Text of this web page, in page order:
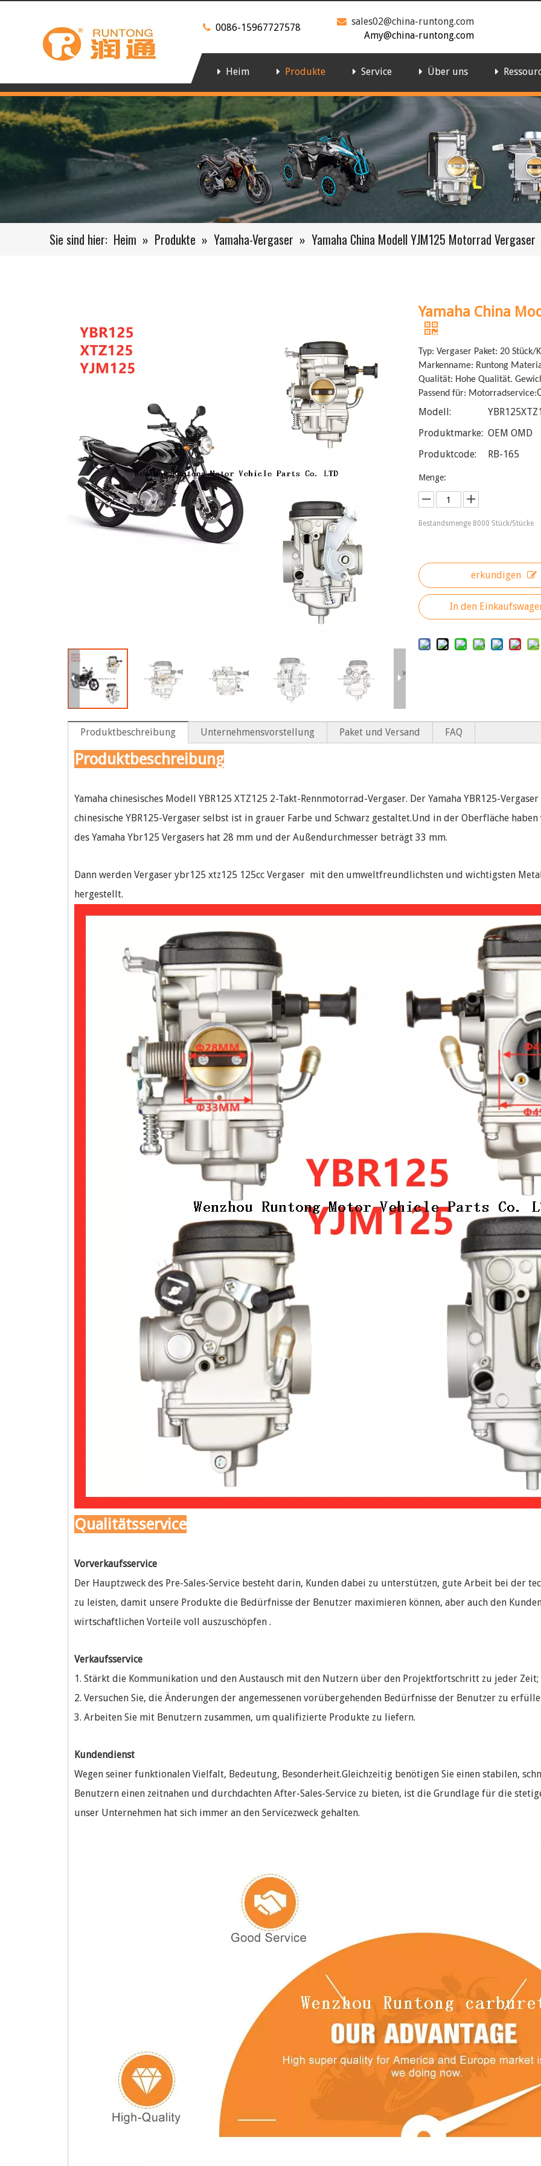
 0086-15967727578
 sales02@china-runtong.com
Amy@china-runtong.com
Heim Produkte Service Über uns
Sie sind hier: Heim » Produkte » Yamaha-Vergaser » Yamaha China Modell YJM125 Motorrad Vergaser
Yamaha China
Typ: Vergaser Paket: 20 Stück/
Markenname: Runtong
Qualität: Hohe Qualität.
Passend für: Motorradservice:
Modell:
Produktmarke: OEM OMD
Produktcode:
RB-165
Menge:
Bestandsmenge 8000 Stück/Stücke
erkundigen
In den
Produktbeschreibung Unternehmensvorstellung Paket und Versand FAQ
Produktbeschreibung
Yamaha chinesisches Modell YBR125 XTZ125 2-Takt-Rennmotorrad-Vergaser. Der Yamaha YBR125-
chinesische YBR125-Vergaser selbst ist in grauer Farbe und Schwarz gestaltet.Und in der Oberfläche
des Yamaha Ybr125 Vergasers hat 28 mm und der Außendurchmesser beträgt 33 mm.
Dann werden Vergaser ybr125 xtz125 125cc Vergaser mit den umweltfreundlichsten und wichtigsten
hergestellt.
Qualitätsservice
Vorverkaufsservice
Der Hauptzweck des Pre-Sales-Service besteht darin, Kunden dabei zu unterstützen, gute Arbeit bei der
zu leisten, damit unsere Produkte die Bedürfnisse der Benutzer maximieren können, aber auch den
wirtschaftlichen Vorteile voll auszuschöpfen .
Verkaufsservice
1. Stärkt die Kommunikation und den Austausch mit den Nutzern über den Projektfortschritt zu jeder Zeit;
2. Versuchen Sie, die Änderungen der angemessenen vorübergehenden Bedürfnisse der Benutzer zu
3. Arbeiten Sie mit Benutzern zusammen, um qualifizierte Produkte zu liefern.
Kundendienst
Wegen seiner funktionalen Vielfalt, Bedeutung, Besonderheit.Gleichzeitig benötigen Sie einen stabilen,
Benutzern einen zeitnahen und durchdachten After-Sales-Service zu bieten, ist die Grundlage für die
unser Unternehmen hat sich immer an den Servicezweck gehalten.